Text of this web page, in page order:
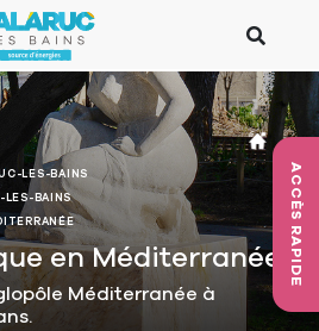
ACCÈS RAPIDE
LES-BAINS
LES-BAINS
en Méditerranée
Méditerranée à